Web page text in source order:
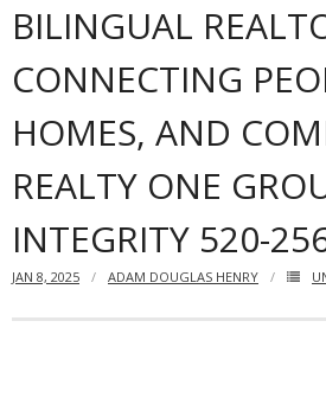
BILINGUAL
CONNECTING
HOMES, AND
REALTY ONE
INTEGRITY 520-
JAN 8, 2025 ADAM DOUGLAS HENRY